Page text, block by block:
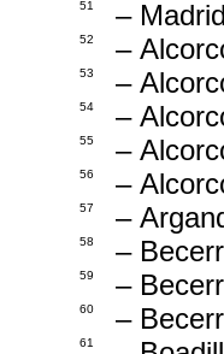
51 –
52 –
53 –
54 –
55 –
56 –
57 –
58 –
59 –
60 –
61